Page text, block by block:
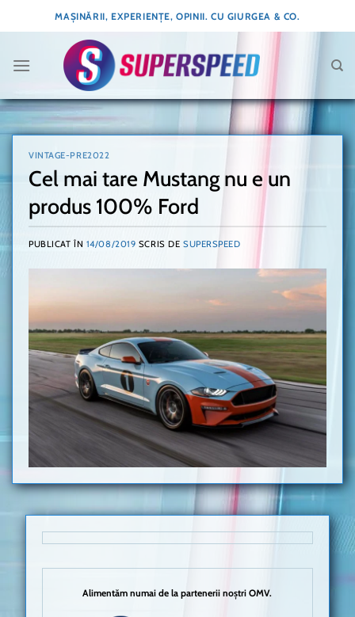
to
MAȘINĂRII, EXPERIENȚE, OPINII. CU GIURGEA & CO.
VINTAGE-PRE2022
Cel mai tare Mustang nu e un
produs 100% Ford
PUBLICAT ÎN 14/08/2019 SCRIS DE SUPERSPEED
Alimentăm numai de la partenerii noștri OMV.